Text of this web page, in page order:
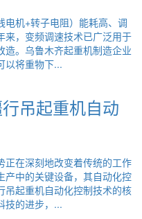
机+转子电阻）能耗高、调
来，变频调速技术已广泛用于
。乌鲁木齐起重机制造企业
以将重物下...
吊起重机自动
正在深刻地改变着传统的工作
产中的关键设备，其自动化控
吊起重机自动化控制技术的核
技的进步，...